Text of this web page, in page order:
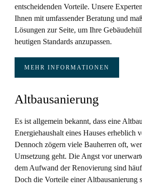
entscheidenden Vorteile. Unsere
Ihnen mit umfassender Beratung und
Lösungen zur Seite, um Ihre
heutigen Standards anzupassen.
MEHR INFORMATIONEN
Altbausanierung
Es ist allgemein bekannt, dass eine
Energiehaushalt eines Hauses erheblich
Dennoch zögern viele Bauherren oft,
Umsetzung geht. Die Angst vor
dem Aufwand der Renovierung sind
Doch die Vorteile einer Altbausanierung